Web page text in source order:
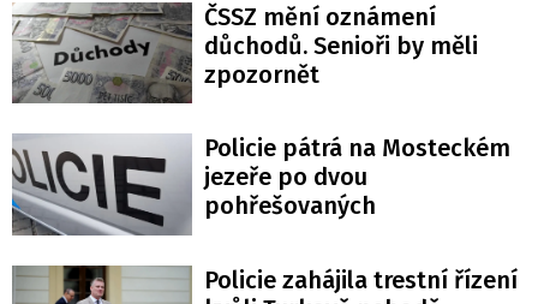
ČSSZ mění oznámení
důchodů. Senioři by měli
zpozornět
Policie pátrá na Mosteckém
jezeře po dvou
pohřešovaných
Policie zahájila trestní řízení